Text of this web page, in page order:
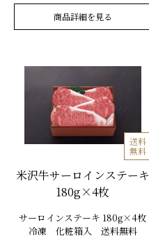
商品詳細を見る
送料
無料
米沢牛サーロインステーキ
180g×4枚
サーロインステーキ 180g×4枚
冷凍 化粧箱入 送料無料